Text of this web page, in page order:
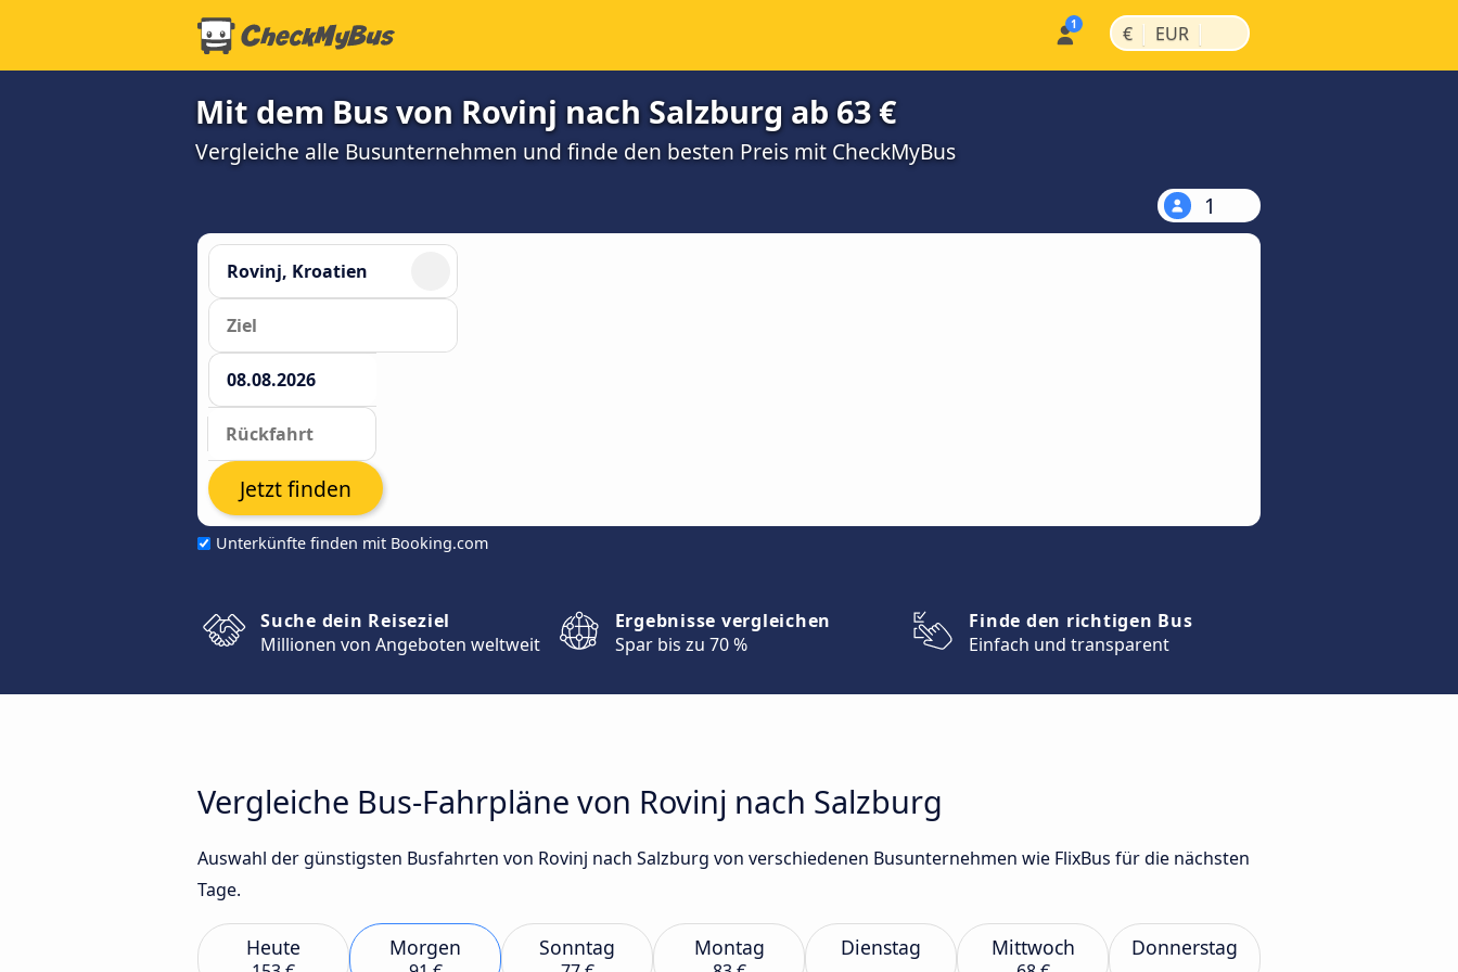
€ | EUR |
Mit dem Bus von Rovinj nach Salzburg ab 63 €
Vergleiche alle Busunternehmen und finde den besten Preis mit CheckMyBus
1
Unterkünfte finden mit Booking.com
Jetzt finden
Suche dein Reiseziel
Millionen von Angeboten weltweit
Ergebnisse vergleichen
Spar bis zu 70 %
Finde den richtigen Bus
Einfach und transparent
Vergleiche Bus-Fahrpläne von Rovinj nach Salzburg
Auswahl der günstigsten Busfahrten von Rovinj nach Salzburg von verschiedenen Busunternehmen wie FlixBus für die nächsten
Tage.
Heute Morgen Sonntag Montag Dienstag Mittwoch Donnerstag